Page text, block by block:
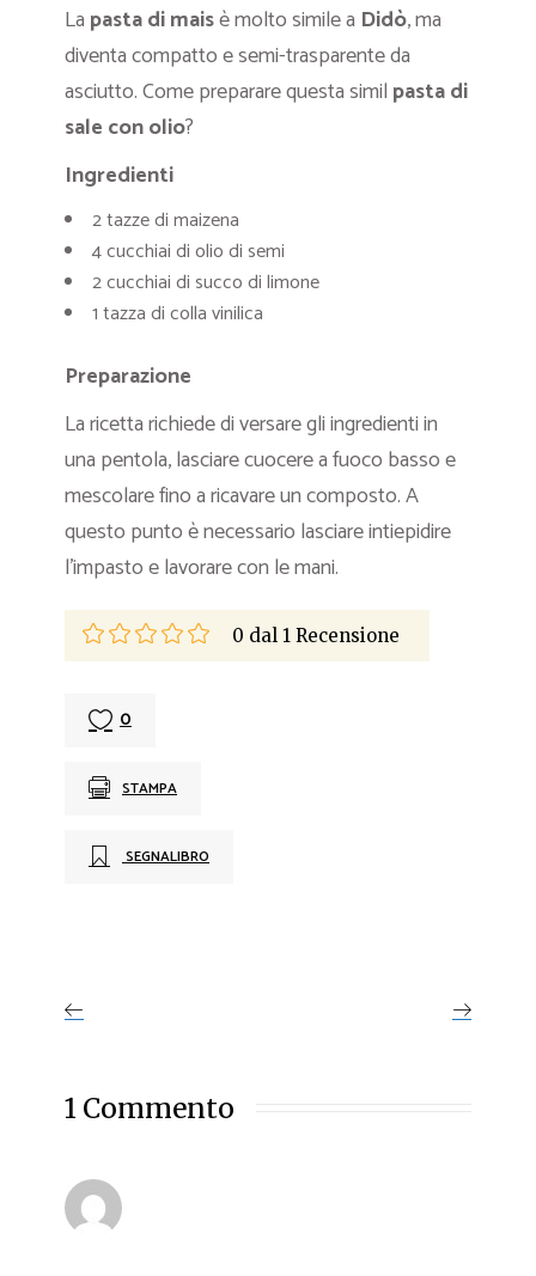
La pasta di maisè molto simile a Didò, ma
diventa compatto e semi-trasparente da
asciutto. Come preparare questa simil pasta di
sale con olio?
Ingredienti
2 tazze di maizena
4 cucchiai di olio di semi
2 cucchiai di succo di limone
1 tazza di colla vinilica
Preparazione
La ricetta richiede di versare gli ingredienti in
una pentola, lasciare cuocere a fuoco basso e
mescolare fino a ricavare un composto. A
questo punto è necessario lasciare intiepidire
l’impasto e lavorare con le mani.
0 dal 1 Recensione
0
STAMPA
SEGNALIBRO
1 Commento